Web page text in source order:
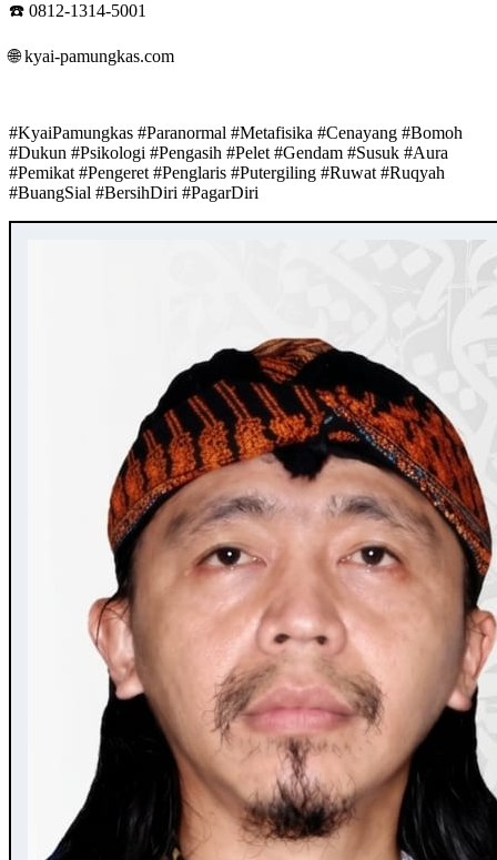
☎️ 0812-1314-5001
🌐 kyai-pamungkas.com
#KyaiPamungkas #Paranormal #Metafisika #Cenayang #Bomoh
#Dukun #Psikologi #Pengasih #Pelet #Gendam #Susuk #Aura
#Pemikat #Pengeret #Penglaris #Putergiling #Ruwat #Ruqyah
#BuangSial #BersihDiri #PagarDiri